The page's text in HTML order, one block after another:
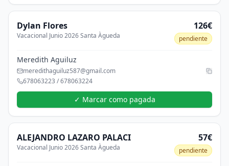
Dylan Flores
Vacacional Junio 2026 Santa Àgueda
126€
pendiente
Meredith Aguiluz
meredithaguiluz587@gmail.com
678063223 / 678063224
✓ Marcar como pagada
ALEJANDRO LAZARO PALACI
Vacacional Junio 2026 Santa Àgueda
57€
pendiente